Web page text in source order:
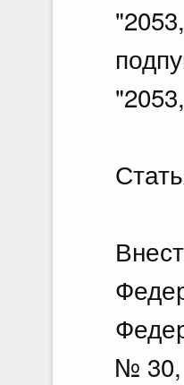
№ 30,